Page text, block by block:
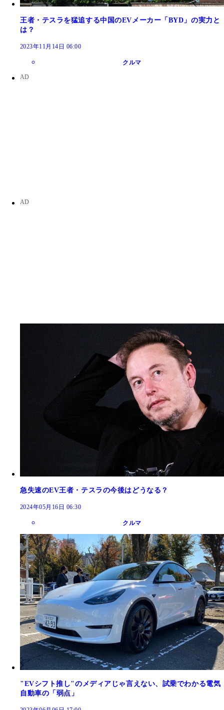
王者・テスラを猛追する中国のEVメーカー「BYD」の実力と
は？
2023年11月14日 06:00
クルマ
急失速のEV王者・テスラの今後はどうなる？
2024年05月16日 06:30
クルマ
"EVシフト推し"のメディアじゃ言えない、試乗でわかる電気
自動車の「弱点」